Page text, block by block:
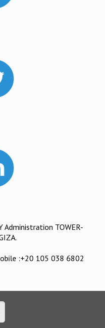
Administration TOWER-
:+20 105 038 6802